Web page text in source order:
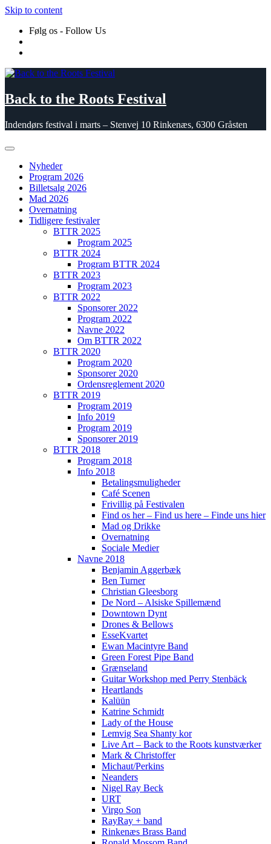
Skip to content
Følg os - Follow Us
Back to the Roots Festival
Indendørs festival i marts – Stenvej 10 Rinkenæs, 6300 Gråsten
Nyheder
Program 2026
Billetsalg 2026
Mad 2026
Overnatning
Tidligere festivaler
BTTR 2025
Program 2025
BTTR 2024
Program BTTR 2024
BTTR 2023
Program 2023
BTTR 2022
Sponsorer 2022
Program 2022
Navne 2022
Om BTTR 2022
BTTR 2020
Program 2020
Sponsorer 2020
Ordensreglement 2020
BTTR 2019
Program 2019
Info 2019
Program 2019
Sponsorer 2019
BTTR 2018
Program 2018
Info 2018
Betalingsmuligheder
Café Scenen
Frivillig på Festivalen
Find os her – Find us here – Finde uns hier
Mad og Drikke
Overnatning
Sociale Medier
Navne 2018
Benjamin Aggerbæk
Ben Turner
Christian Gleesborg
De Nord – Alsiske Spillemænd
Downtown Dynt
Drones & Bellows
EsseKvartet
Ewan Macintyre Band
Green Forest Pipe Band
Grænseland
Guitar Workshop med Perry Stenbäck
Heartlands
Kalüün
Katrine Schmidt
Lady of the House
Lemvig Sea Shanty kor
Live Art – Back to the Roots kunstværker
Mark & Christoffer
Michaut/Perkins
Neanders
Nigel Ray Beck
URT
Virgo Son
RayRay + band
Rinkenæs Brass Band